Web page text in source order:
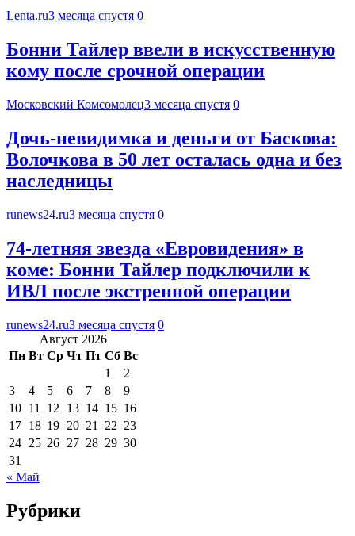
Lenta.ru3 месяца спустя 0
Бонни Тайлер ввели в искусственную
кому после срочной операции
Московский Комсомолец3 месяца спустя 0
Дочь-невидимка и деньги от Баскова:
Волочкова в 50 лет осталась одна и без
наследницы
runews24.ru3 месяца спустя 0
74-летняя звезда «Евровидения» в
коме: Бонни Тайлер подключили к
ИВЛ после экстренной операции
runews24.ru3 месяца спустя 0
Август 2026
Пн Вт Ср Чт Пт Сб Вс
1
2
3
4 5 6 7 8
9
10 11 12 13 14 15 16
17 18 19 20 21 22 23
24 25 26 27 28 29 30
31
« Май
Рубрики